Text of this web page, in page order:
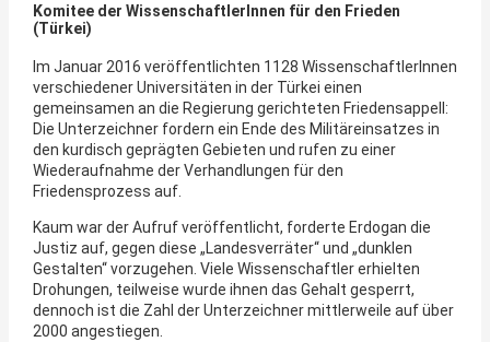
Komitee der WissenschaftlerInnen für den Frieden
(Türkei)
Im Januar 2016 veröffentlichten 1128 WissenschaftlerInnen
verschiedener Universitäten in der Türkei einen
gemeinsamen an die Regierung gerichteten Friedensappell:
Die Unterzeichner fordern ein Ende des Militäreinsatzes in
den kurdisch geprägten Gebieten und rufen zu einer
Wiederaufnahme der Verhandlungen für den
Friedensprozess auf.
Kaum war der Aufruf veröffentlicht, forderte Erdogan die
Justiz auf, gegen diese „Landesverräter“ und „dunklen
Gestalten“ vorzugehen. Viele Wissenschaftler erhielten
Drohungen, teilweise wurde ihnen das Gehalt gesperrt,
dennoch ist die Zahl der Unterzeichner mittlerweile auf über
2000 angestiegen.